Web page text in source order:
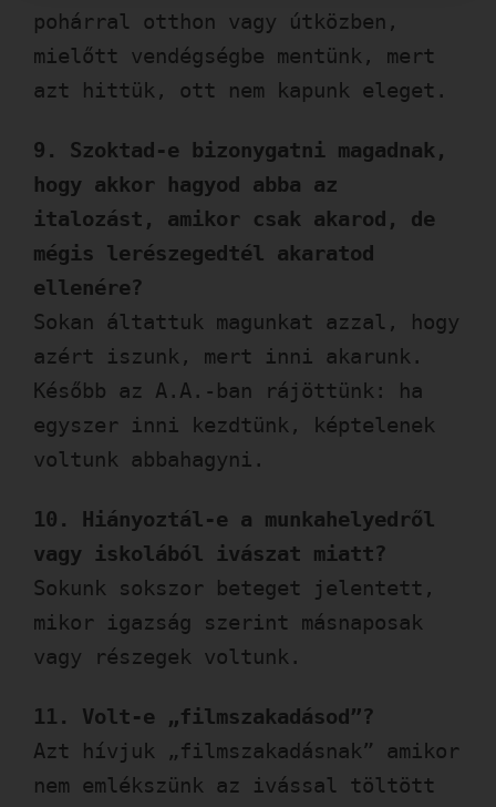
pohárral otthon vagy útközben,
mielőtt vendégségbe mentünk, mert
azt hittük, ott nem kapunk eleget.
9. Szoktad-e bizonygatni magadnak,
hogy akkor hagyod abba az
italozást, amikor csak akarod, de
mégis lerészegedtél akaratod
ellenére?
Sokan áltattuk magunkat azzal, hogy
azért iszunk, mert inni akarunk.
Később az A.A.-ban rájöttünk: ha
egyszer inni kezdtünk, képtelenek
voltunk abbahagyni.
10. Hiányoztál-e a munkahelyedről
vagy iskolából ivászat miatt?
Sokunk sokszor beteget jelentett,
mikor igazság szerint másnaposak
vagy részegek voltunk.
11. Volt-e „filmszakadásod”?
Azt hívjuk „filmszakadásnak” amikor
nem emlékszünk az ivással töltött